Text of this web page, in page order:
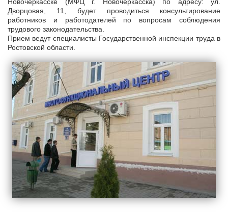
Новочеркасске (МФЦ г. Новочеркасска) по адресу: ул.
Дворцовая, 11, будет проводиться консультирование
работников и работодателей по вопросам соблюдения
трудового законодательства.
Прием ведут специалисты Государственной инспекции труда в
Ростовской области.